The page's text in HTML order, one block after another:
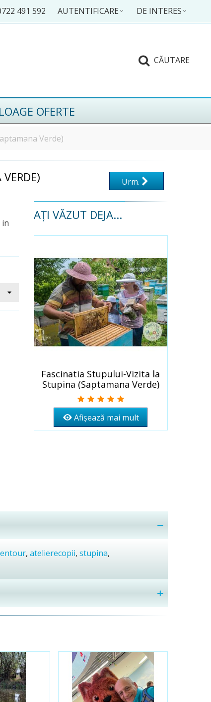
491 592 AUTENTIFICARE DE INTERES
CĂUTARE
OFERTE
Verde)
Urm.
in
AȚI VĂZUT DEJA...
Fascinatia Stupului-Vizita la
Stupina (Saptamana Verde)
Afișează mai mult
, atelierecopii, stupina,